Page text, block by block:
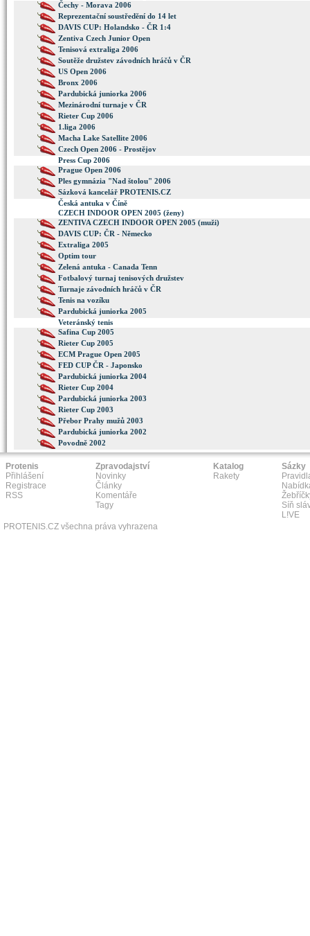
Čechy - Morava 2006
Reprezentační soustředění do 14 let
DAVIS CUP: Holandsko - ČR 1:4
Zentiva Czech Junior Open
Tenisová extraliga 2006
Soutěže družstev závodních hráčů v ČR
US Open 2006
Bronx 2006
Pardubická juniorka 2006
Mezinárodní turnaje v ČR
Rieter Cup 2006
1.liga 2006
Macha Lake Satellite 2006
Czech Open 2006 - Prostějov
Press Cup 2006
Prague Open 2006
Ples gymnázia "Nad štolou" 2006
Sázková kancelář PROTENIS.CZ
Česká antuka v Číně
CZECH INDOOR OPEN 2005 (ženy)
ZENTIVA CZECH INDOOR OPEN 2005 (muži)
DAVIS CUP: ČR - Německo
Extraliga 2005
Optim tour
Zelená antuka - Canada Tenn
Fotbalový turnaj tenisových družstev
Turnaje závodních hráčů v ČR
Tenis na vozíku
Pardubická juniorka 2005
Veteránský tenis
Safina Cup 2005
Rieter Cup 2005
ECM Prague Open 2005
FED CUP ČR - Japonsko
Pardubická juniorka 2004
Rieter Cup 2004
Pardubická juniorka 2003
Rieter Cup 2003
Přebor Prahy mužů 2003
Pardubická juniorka 2002
Povodně 2002
Protenis
Přihlášení
Registrace
RSS
Zpravodajství
Novinky
Články
Komentáře
Tagy
Katalog
Rakety
Sázky
Síň
L!VE
PROTENIS.CZ všechna práva vyhrazena